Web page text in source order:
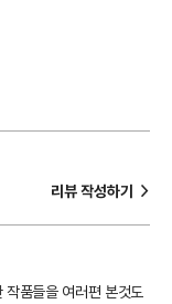
리뷰 작성하기 >
작품들을 여러편 본것도